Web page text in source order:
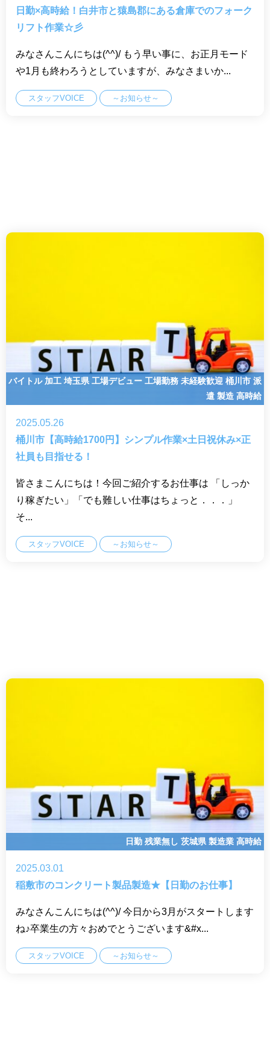
日勤×高時給！白井市と猿島郡にある倉庫でのフォーク
リフト作業☆彡
みなさんこんにちは(^^)/ もう早い事に、お正月モード
や1月も終わろうとしていますが、みなさまいか...
スタッフVOICE ～お知らせ～
バイトル 加工 埼玉県 工場デビュー 工場勤務 未経験歓迎 桶川市 派
遣 製造 高時給
2025.05.26
桶川市【高時給1700円】シンプル作業×土日祝休み×正
社員も目指せる！
皆さまこんにちは！今回ご紹介するお仕事は 「しっか
り稼ぎたい」「でも難しい仕事はちょっと．．．」
そ...
スタッフVOICE ～お知らせ～
日勤 残業無し 茨城県製造業 高時給
2025.03.01
稲敷市のコンクリート製品製造★【日勤のお仕事】
みなさんこんにちは(^^)/ 今日から3月がスタートします
ね♪卒業生の方々おめでとうございます&#x...
スタッフVOICE ～お知らせ～